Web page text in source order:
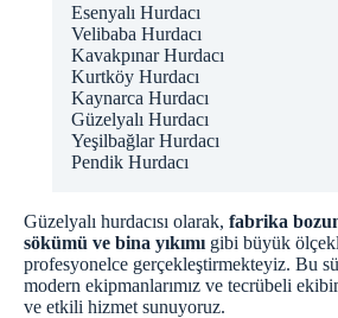
Esenyalı Hurdacı
Velibaba Hurdacı
Kavakpınar Hurdacı
Kurtköy Hurdacı
Kaynarca Hurdacı
Güzelyalı Hurdacı
Yeşilbağlar Hurdacı
Pendik Hurdacı
Güzelyalı hurdacısı olarak, fabrika
sökümü ve bina yıkımı gibi büyük
profesyonelce gerçekleştirmekteyiz. Bu
modern ekipmanlarımız ve tecrübeli
ve etkili hizmet sunuyoruz.